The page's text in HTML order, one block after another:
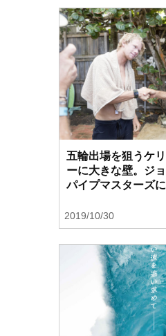
五輪出場を狙うケ
ーに大きな壁。ジ
パイプマスターズ
2019/10/30